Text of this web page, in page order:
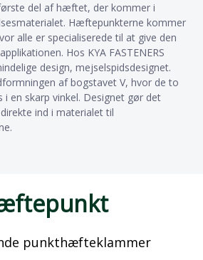
del af hæftet, der kommer i
Hæftepunkterne kommer
alle er specialiserede til at give den
Hos KYA FASTENERS
design, mejselspidsdesignet.
af ​​bogstavet V, hvor de to
i en skarp vinkel. Designet gør det
ind i materialet til
punkthæfteklammer